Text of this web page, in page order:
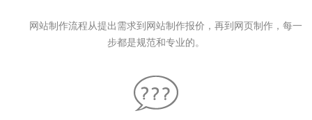
网站制作流程从提出需求到网站制作报价，再到网页制作，每一
步都是规范和专业的。